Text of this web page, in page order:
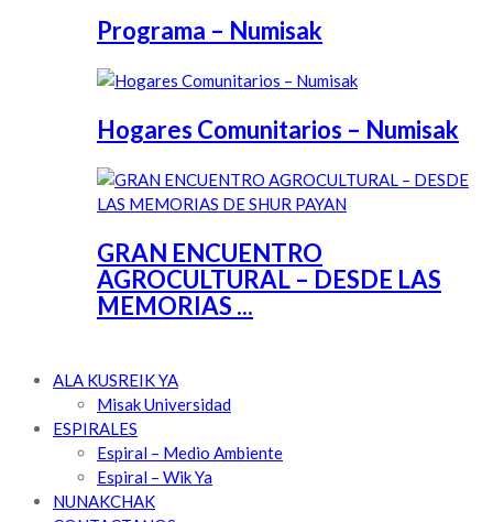
Programa – Numisak
Hogares Comunitarios – Numisak
GRAN ENCUENTRO
AGROCULTURAL – DESDE LAS
MEMORIAS ...
ALA KUSREIK YA
Misak Universidad
ESPIRALES
Espiral – Medio Ambiente
Espiral – Wik Ya
NUNAKCHAK